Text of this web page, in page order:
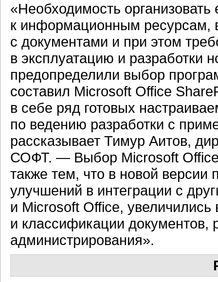
«Необходимость организовать
к информационным ресурсам,
с документами и при этом
в эксплуатацию и разработки
предопределили выбор
составил Microsoft Office
в себе ряд готовых
по ведению разработки с
рассказывает Тимур Аитов,
СОФТ. — Выбор Microsoft Office
также тем, что в новой версии
улучшений в интеграции с
и Microsoft Office,
и классификации документов,
администрирования».